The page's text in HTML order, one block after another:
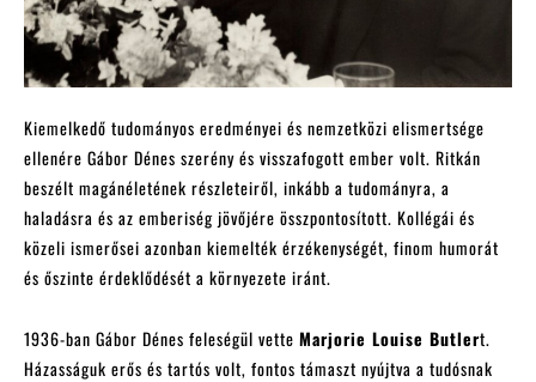
Kiemelkedő tudományos eredményei és nemzetközi elismertsége
ellenére Gábor Dénes szerény és visszafogott ember volt. Ritkán
beszélt magánéletének részleteiről, inkább a tudományra, a
haladásra és az emberiség jövőjére összpontosított. Kollégái és
közeli ismerősei azonban kiemelték érzékenységét, finom humorát
és őszinte érdeklődését a környezete iránt.
1936-ban Gábor Dénes feleségül vette Marjorie Louise Butlert.
Házasságuk erős és tartós volt, fontos támaszt nyújtva a tudósnak